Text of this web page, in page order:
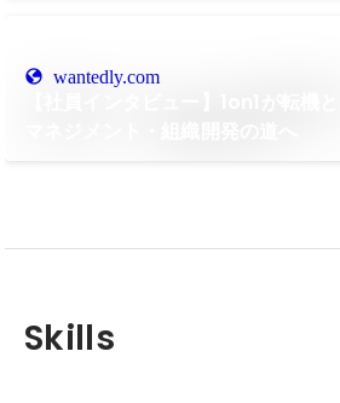
wantedly.com
Skills